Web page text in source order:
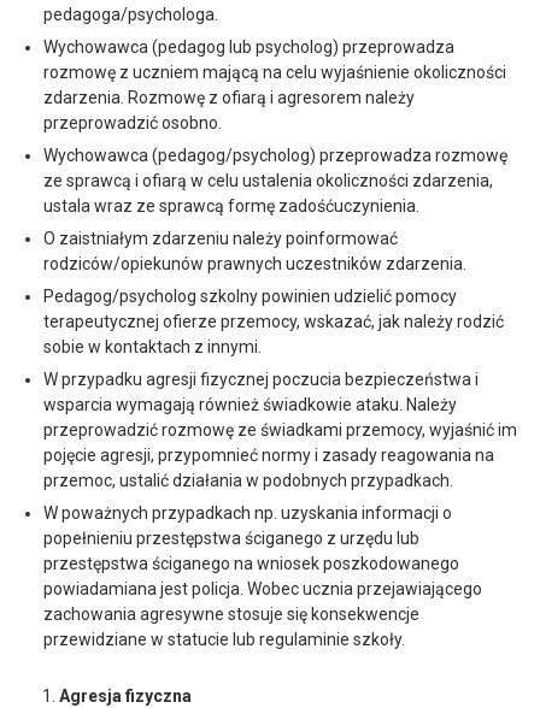
pedagoga/psychologa.
Wychowawca (pedagog lub psycholog) przeprowadza
rozmowę z uczniem mającą na celu wyjaśnienie okoliczności
zdarzenia. Rozmowę z ofiarą i agresorem należy
przeprowadzić osobno.
Wychowawca (pedagog/psycholog) przeprowadza rozmowę
ze sprawcą i ofiarą w celu ustalenia okoliczności zdarzenia,
ustala wraz ze sprawcą formę zadośćuczynienia.
O zaistniałym zdarzeniu należy poinformować
rodziców/opiekunów prawnych uczestników zdarzenia.
Pedagog/psycholog szkolny powinien udzielić pomocy
terapeutycznej ofierze przemocy, wskazać, jak należy rodzić
sobie w kontaktach z innymi.
W przypadku agresji fizycznej poczucia bezpieczeństwa i
wsparcia wymagają również świadkowie ataku. Należy
przeprowadzić rozmowę ze świadkami przemocy, wyjaśnić im
pojęcie agresji, przypomnieć normy i zasady reagowania na
przemoc, ustalić działania w podobnych przypadkach.
W poważnych przypadkach np. uzyskania informacji o
popełnieniu przestępstwa ściganego z urzędu lub
przestępstwa ściganego na wniosek poszkodowanego
powiadamiana jest policja. Wobec ucznia przejawiającego
zachowania agresywne stosuje się konsekwencje
przewidziane w statucie lub regulaminie szkoły.
Agresja fizyczna